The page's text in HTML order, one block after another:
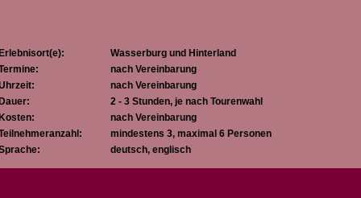
Erlebnisort(e):
Wasserburg und Hinterland
nach Vereinbarung
nach Vereinbarung
Dauer:
2 - 3 Stunden, je nach Tourenwahl
Kosten:
nach Vereinbarung
mindestens 3, maximal 6 Personen
deutsch, englisch